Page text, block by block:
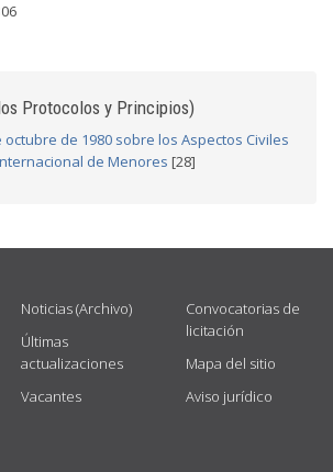
Protocolos y Principios)
octubre de 1980 sobre los Aspectos Civiles
de Menores [28]
Noticias (Archivo)
Últimas
actualizaciones
Vacantes
Convocatorias de
licitación
Mapa del sitio
Aviso jurídico